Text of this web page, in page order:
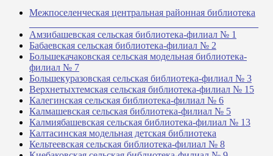
Межпоселенческая центральная районная библиотека
Амзибашевская сельская библиотека-филиал № 1
Бабаевская сельская библиотека-филиал № 2
Большекачаковская сельская модельная библиотека-
филиал № 7
Большекуразовская сельская библиотека-филиал № 3
Верхнетыхтемская сельская библиотека-филиал № 15
Калегинская сельская библиотека-филиал № 6
Калмашевская сельская библиотека-филиал № 5
Калмиябашевская сельская библиотека-филиал № 13
Калтасинская модельная детская библиотека
Кельтеевская сельская библиотека-филиал № 8